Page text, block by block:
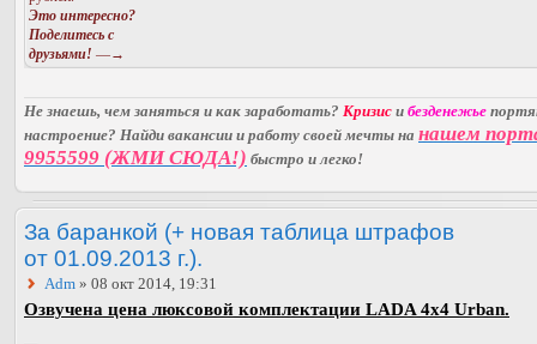
Это интересно?
Поделитесь с
друзьями! —→
Не знаешь, чем заняться и как заработать? Кризис и безденежье
настроение? Найди вакансии и работу своей мечты на нашем
9955599 (ЖМИ СЮДА!) быстро и легко!
За баранкой (+ новая таблица штрафов
от 01.09.2013 г.).
Adm » 08 окт 2014, 19:31
Озвучена цена люксовой комплектации LADA 4x4 Urban.